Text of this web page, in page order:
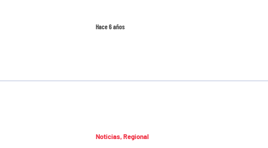
Hace 6 años
Noticias,Regional